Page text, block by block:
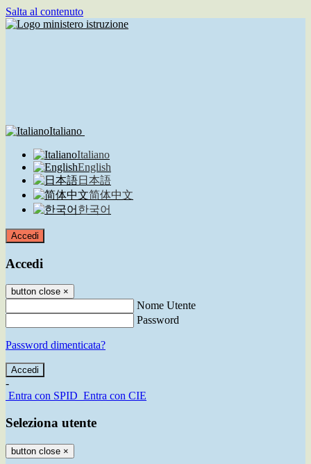
Salta al contenuto
Italiano
Italiano
English
日本語
简体中文
한국어
Accedi
Accedi
button close ×
Nome Utente
Password
Password dimenticata?
-
Entra con SPID Entra con CIE
Seleziona utente
button close ×